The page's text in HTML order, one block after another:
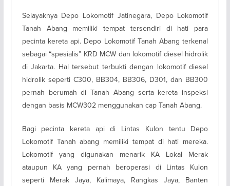
Selayaknya Depo Lokomotif Jatinegara, Depo Lokomotif
Tanah Abang memiliki tempat tersendiri di hati para
pecinta kereta api. Depo Lokomotif Tanah Abang terkenal
sebagai “spesialis” KRD MCW dan lokomotif diesel hidrolik
di Jakarta. Hal tersebut terbukti dengan lokomotif diesel
hidrolik seperti C300, BB304, BB306, D301, dan BB300
pernah berumah di Tanah Abang serta kereta inspeksi
dengan basis MCW302 menggunakan cap Tanah Abang.
Bagi pecinta kereta api di Lintas Kulon tentu Depo
Lokomotif Tanah abang memiliki tempat di hati mereka.
Lokomotif yang digunakan menarik KA Lokal Merak
ataupun KA yang pernah beroperasi di Lintas Kulon
seperti Merak Jaya, Kalimaya, Rangkas Jaya, Banten